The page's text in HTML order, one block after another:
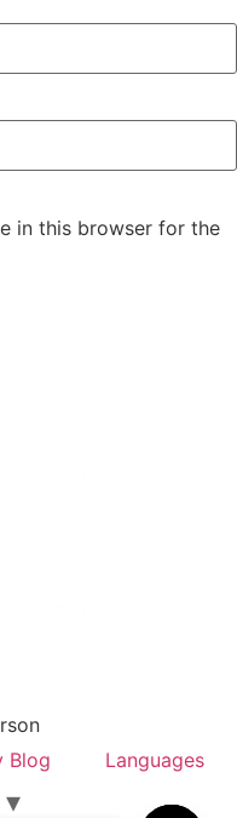
in this browser for the
Blog Languages